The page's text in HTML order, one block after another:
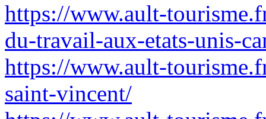
https://www.ault-
du-travail-aux-etats-unis-
https://www.ault-
saint-vincent/